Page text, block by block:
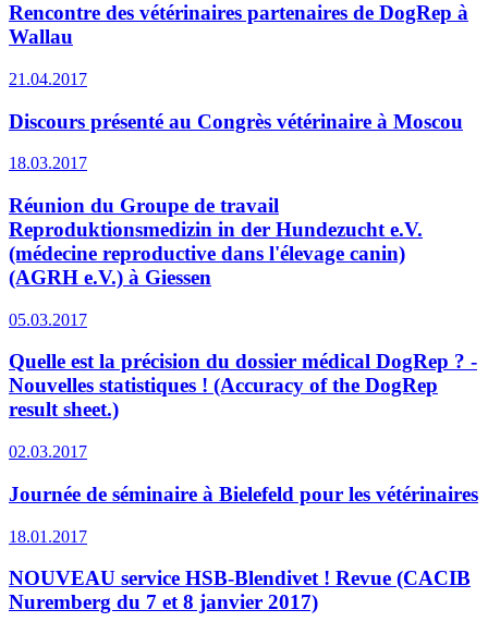
Rencontre des vétérinaires partenaires de DogRep à
Wallau
21.04.2017
Discours présenté au Congrès vétérinaire à Moscou
18.03.2017
Réunion du Groupe de travail
Reproduktionsmedizin in der Hundezucht e.V.
(médecine reproductive dans l'élevage canin)
(AGRH e.V.) à Giessen
05.03.2017
Quelle est la précision du dossier médical DogRep ? -
Nouvelles statistiques ! (Accuracy of the DogRep
result sheet.)
02.03.2017
Journée de séminaire à Bielefeld pour les vétérinaires
18.01.2017
NOUVEAU service HSB-Blendivet ! Revue (CACIB
Nuremberg du 7 et 8 janvier 2017)